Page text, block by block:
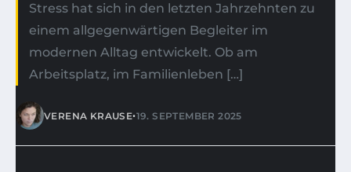
Stress hat sich in den letzten Jahrzehnten zu
einem allgegenwärtigen Begleiter im
modernen Alltag entwickelt. Ob am
Arbeitsplatz, im Familienleben […]
VERENA KRAUSE•19. SEPTEMBER 2025